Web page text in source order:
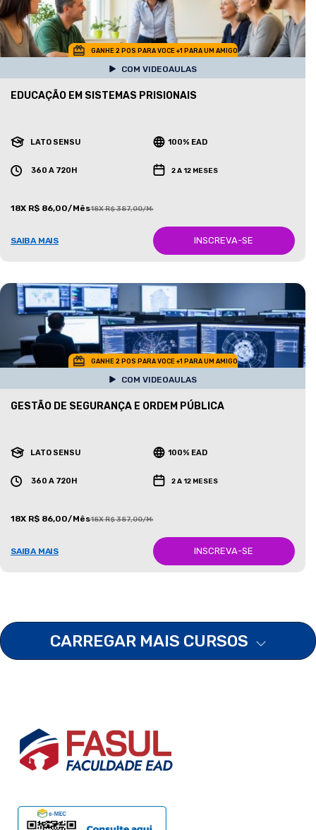
GANHE 2 POS PARA VOCE +1 PARA UM AMIGO
COM VIDEOAULAS
EDUCAÇÃO EM SISTEMAS PRISIONAIS
LATO SENSU 100% EAD
360 A 720H 2 A 12 MESES
18X R$ 86,00/Mês18X R$ 387,00/Mês
SAIBA MAIS INSCREVA-SE
GANHE 2 POS PARA VOCE +1 PARA UM AMIGO
COM VIDEOAULAS
GESTÃO DE SEGURANÇA E ORDEM PÚBLICA
LATO SENSU 100% EAD
360 A 720H 2 A 12 MESES
18X R$ 86,00/Mês18X R$ 387,00/Mês
SAIBA MAIS INSCREVA-SE
CARREGAR MAIS CURSOS